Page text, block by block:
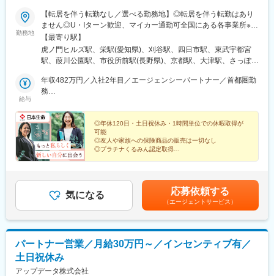
勤務地
【転居を伴う転勤なし／選べる勤務地】◎転居を伴う転勤はあり
ません◎U・Iターン歓迎、マイカー通勤可全国にある各事業所※受
動喫煙防止対策：有（屋内全面禁煙）※地域限定職として担当エリ
アを受け持っていただきます。※国籍にかかわらず、公平な選考を
行っております。【北海道･東北】北海道、青森県、秋田県【関
長野県【関西】京都府、滋賀県【九州】佐賀県、長崎県★このお
仕事のポイント★・代理店への販促サポートを行う仕事のため、
※など、長く働き続けられる福利厚生が充実（※一定要件あり）・
年間休日約120日以上！土日祝休み・1時間単位の休暇取得可能・
女性が活躍する会社BEST100・ワークライフバランス度部門第1
位（2025年）新26－1164,代理店業務部
【最寄り駅】
虎ノ門ヒルズ駅、栄駅(愛知県)、刈谷駅、四日市駅、東武宇都宮
駅、葭川公園駅、市役所前駅(長野県)、京都駅、大津駅、さっぽろ
栄町駅(愛知県)、千葉中央駅、上栄町駅、札幌駅、神谷町駅、久屋
大通駅、栄町駅(千葉県)、島ノ関駅、大通駅
給与
年収482万円／入社2年目／エージェンシーパートナー／首都圏勤
務
／首都圏勤務
◎年休120日・土日祝休み・1時間単位での休暇取得が
可能
◎友人や家族への保険商品の販売は一切なし
◎プラチナくるみん認定取得
気になる 応募依頼する
（エージェントサービス）
パートナー営業／月給30万円～／インセンティブ有／
土日祝休み
アップデータ株式会社